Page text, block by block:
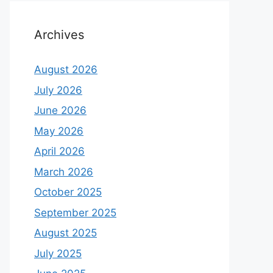
Archives
August 2026
July 2026
June 2026
May 2026
April 2026
March 2026
October 2025
September 2025
August 2025
July 2025